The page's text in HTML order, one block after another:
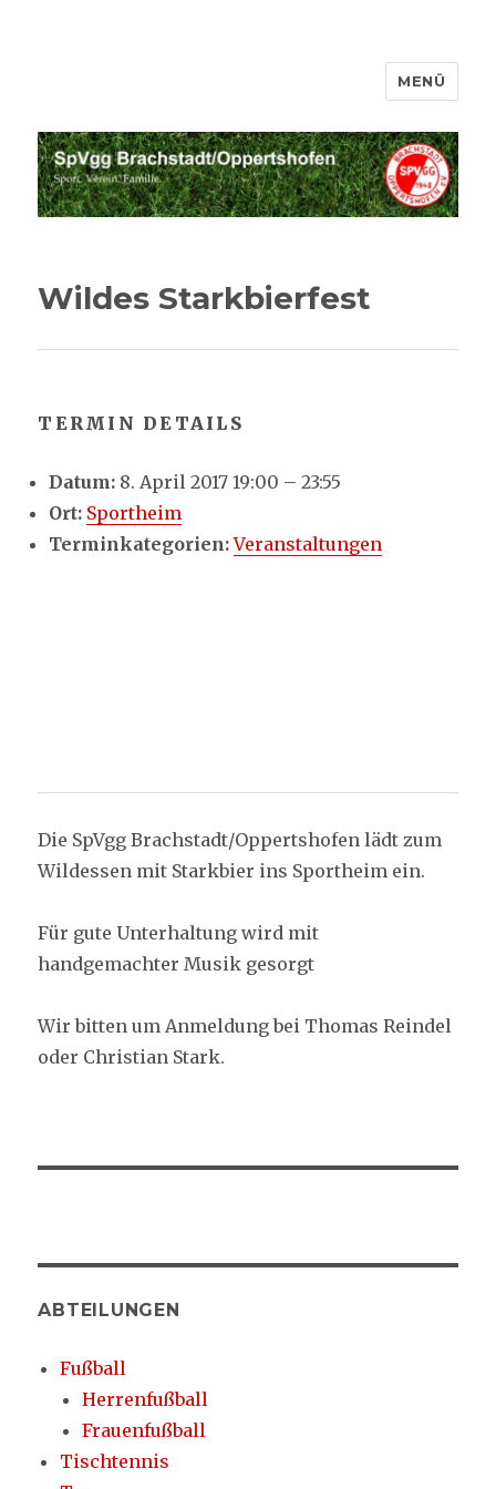
SpVgg Brachstadt Oppertshofen
MENÜ
Wildes Starkbierfest
TERMIN DETAILS
Datum: 8. April 2017 19:00 –23:55
Ort: Sportheim
Terminkategorien: Veranstaltungen
Die SpVgg Brachstadt/Oppertshofen lädt zum
Wildessen mit Starkbier ins Sportheim ein.
Für gute Unterhaltung wird mit
handgemachter Musik gesorgt
Wir bitten um Anmeldung bei Thomas Reindel
oder Christian Stark.
ABTEILUNGEN
Fußball
Herrenfußball
Frauenfußball
Tischtennis